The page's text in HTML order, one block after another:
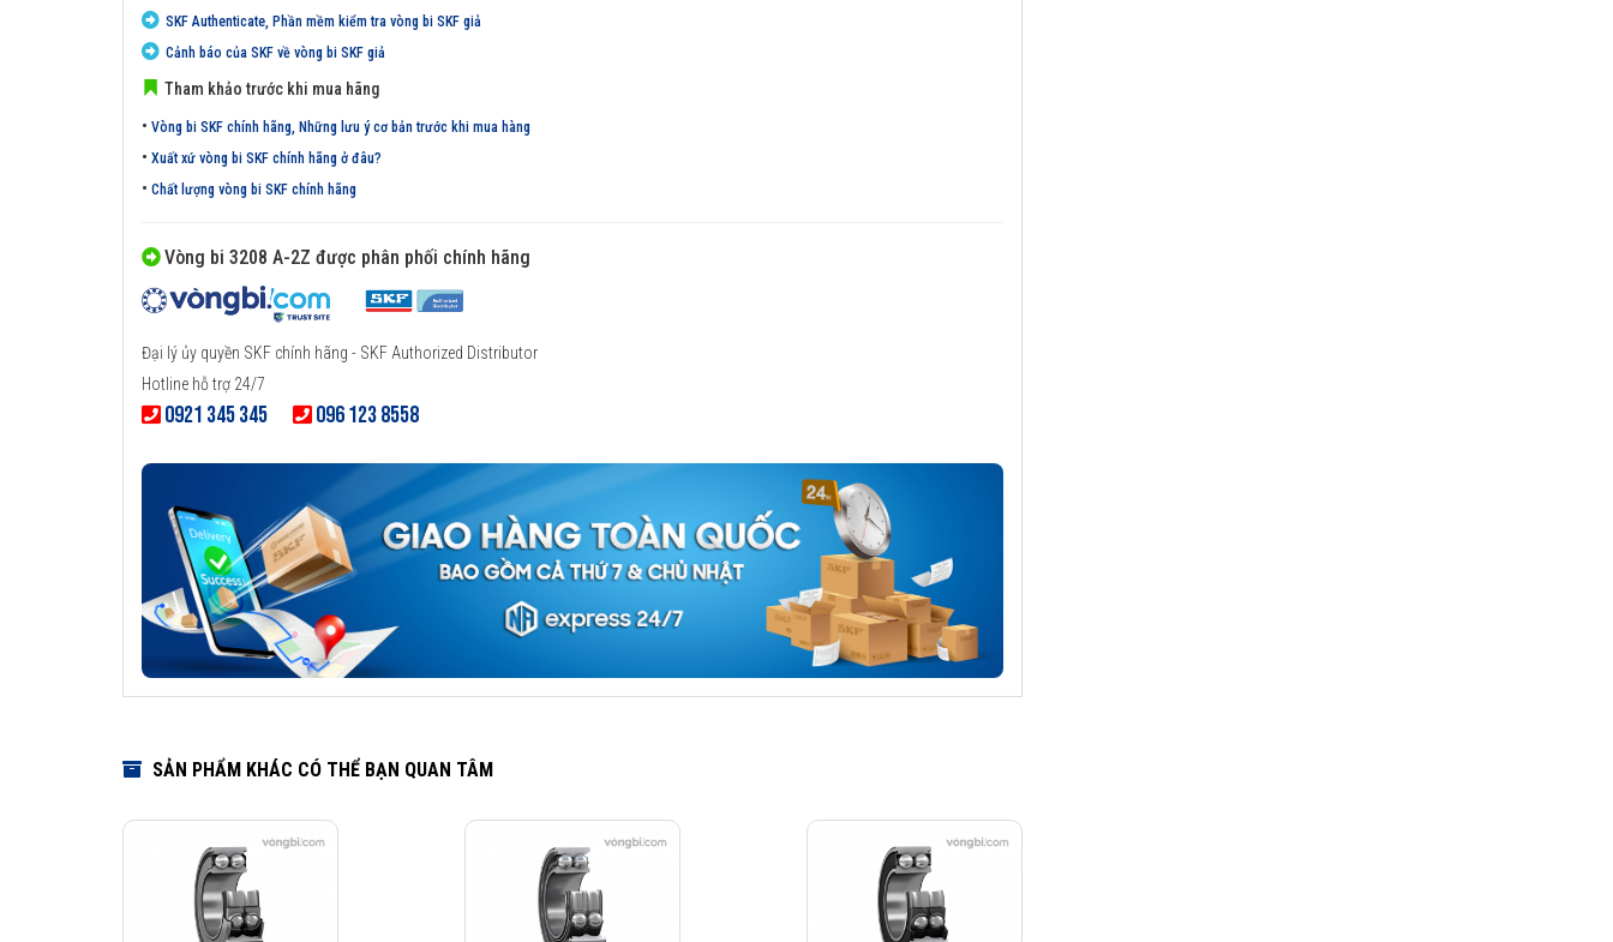
SKF Authenticate, Phần mềm kiểm tra vòng bi SKF giả
Cảnh báo của SKF về vòng bi SKF giả
Tham khảo trước khi mua hãng
• Vòng bi SKF chính hãng, Những lưu ý cơ bản trước khi mua hàng
• Xuất xứ vòng bi SKF chính hãng ở đâu?
• Chất lượng vòng bi SKF chính hãng
Vòng bi 3208 A-2Z được phân phối chính hãng
Đại lý ủy quyền SKF chính hãng - SKF Authorized Distributor
Hotline hỗ trợ 24/7
0921 345 345 096 123 8558
SẢN PHẨM KHÁC CÓ THỂ BẠN QUAN TÂM